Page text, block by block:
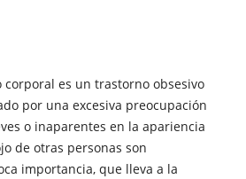
es un trastorno obsesivo
por una excesiva preocupación
o inaparentes en la apariencia
de otras personas son
importancia, que lleva a la